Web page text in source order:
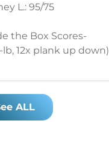
L.: 95/75
the Box Scores-
lb, 12x plank up down)
ALL